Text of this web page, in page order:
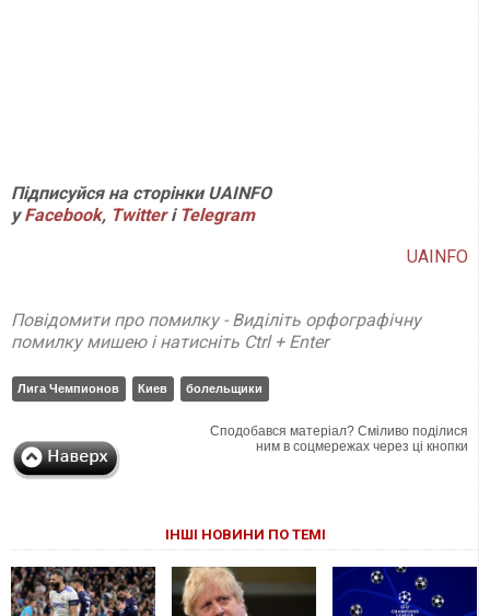
Підписуйся на сторінки UAINFO
уFacebook, Twitter і Telegram
UAINFO
Повідомити про помилку - Виділіть орфографічну
помилку мишею і натисніть Ctrl + Enter
Лига Чемпионов Киев болельщики
Сподобався матеріал? Сміливо поділися
ним в соцмережах через ці кнопки
ІНШІ НОВИНИ ПО ТЕМІ